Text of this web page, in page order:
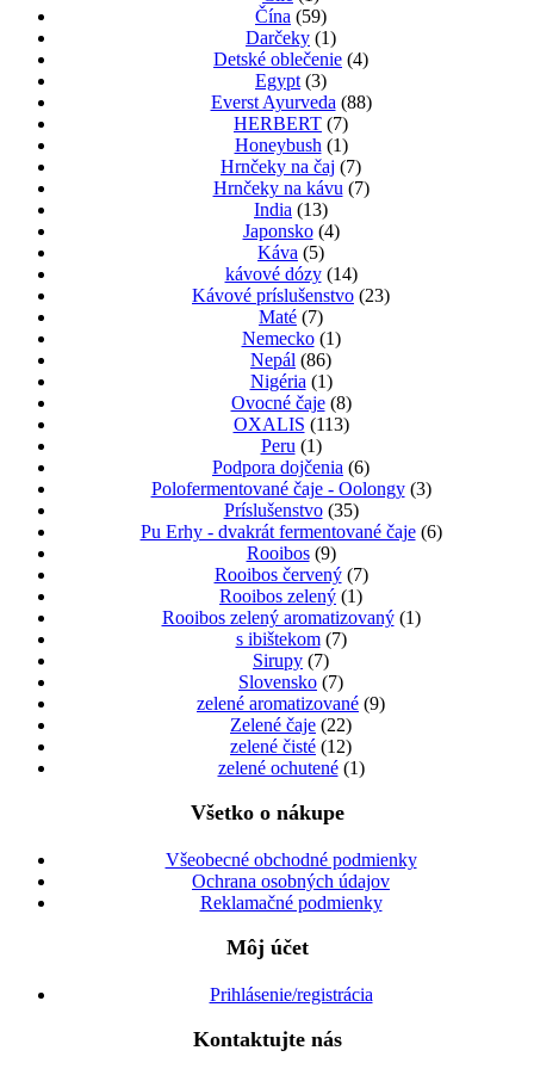
Čína (59)
Darčeky (1)
Detské oblečenie (4)
Egypt (3)
Everst Ayurveda (88)
HERBERT (7)
Honeybush (1)
Hrnčeky na čaj (7)
Hrnčeky na kávu (7)
India (13)
Japonsko (4)
Káva (5)
kávové dózy (14)
Kávové príslušenstvo (23)
Maté (7)
Nemecko (1)
Nepál (86)
Nigéria (1)
Ovocné čaje (8)
OXALIS (113)
Peru (1)
Podpora dojčenia (6)
Polofermentované čaje - Oolongy (3)
Príslušenstvo (35)
Pu Erhy - dvakrát fermentované čaje (6)
Rooibos (9)
Rooibos červený (7)
Rooibos zelený (1)
Rooibos zelený aromatizovaný (1)
s ibištekom (7)
Sirupy (7)
Slovensko (7)
zelené aromatizované (9)
Zelené čaje (22)
zelené čisté (12)
zelené ochutené (1)
Všetko o nákupe
Všeobecné obchodné podmienky
Ochrana osobných údajov
Reklamačné podmienky
Môj účet
Prihlásenie/registrácia
Kontaktujte nás